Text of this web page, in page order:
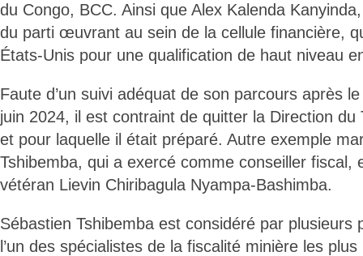
du Congo, BCC. Ainsi que Alex Kalenda
du parti œuvrant au sein de la cellule financière,
États-Unis pour une qualification de haut niveau
Faute d’un suivi adéquat de son parcours après
juin 2024, il est contraint de quitter la Direction
et pour laquelle il était préparé. Autre exemple
Tshibemba, qui a exercé comme conseiller fiscal,
vétéran Lievin Chiribagula Nyampa-Bashimba.
Sébastien Tshibemba est considéré par plusieurs
l’un des spécialistes de la fiscalité minière les